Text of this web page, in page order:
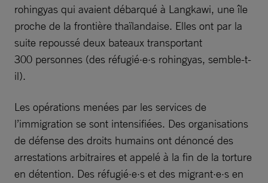
rohingyas qui avaient débarqué à Langkawi, une île
proche de la frontière thaïlandaise. Elles ont par la
suite repoussé deux bateaux transportant
300 personnes (des réfugié·e·s rohingyas, semble-t-
il).
Les opérations menées par les services de
l’immigration se sont intensifiées. Des organisations
de défense des droits humains ont dénoncé des
arrestations arbitraires et appelé à la fin de la torture
en détention. Des réfugié·e·s et des migrant·e·s en